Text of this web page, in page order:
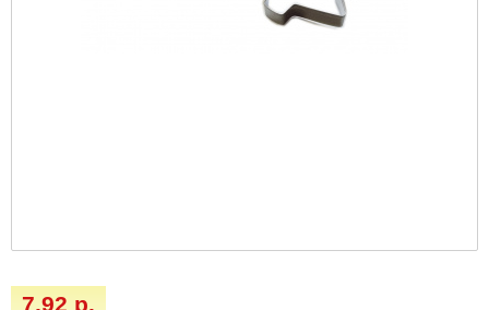
7,92 р.